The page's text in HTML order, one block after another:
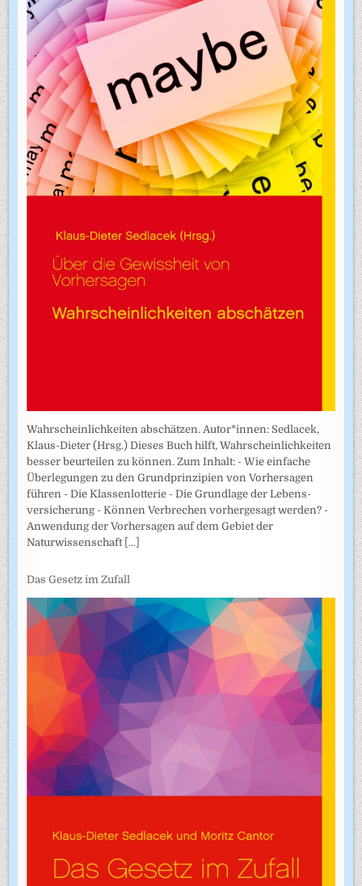
Wahrscheinlichkeiten abschätzen. Autor*innen: Sedlacek,
Klaus-Dieter (Hrsg.) Dieses Buch hilft, Wahrscheinlichkeiten
besser beurteilen zu können. Zum Inhalt: - Wie einfache
Überlegungen zu den Grundprinzipien von Vorhersagen
führen - Die Klassenlotterie - Die Grundlage der Lebens­
versicherung - Können Verbrechen vorhergesagt werden? -
Anwendung der Vorhersagen auf dem Gebiet der
Naturwissenschaft [...]
Das Gesetz im Zufall